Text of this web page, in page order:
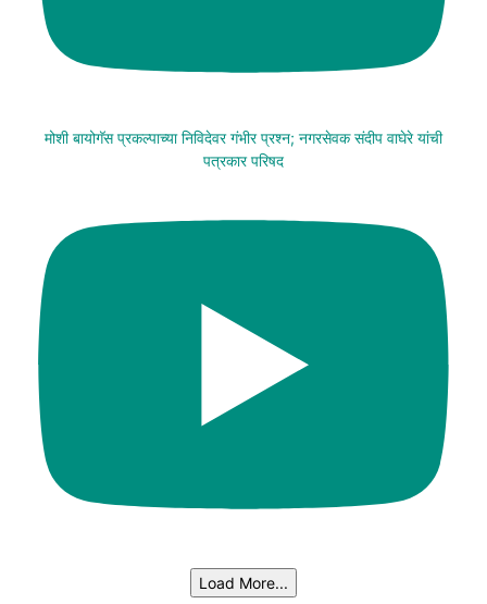
मोशी बायोगॅस प्रकल्पाच्या निविदेवर गंभीर प्रश्न; नगरसेवक संदीप वाघेरे यांची
पत्रकार परिषद
Load More...